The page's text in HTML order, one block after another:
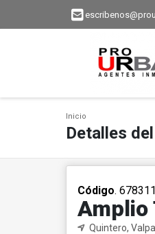
Inicio
Detalles
Código.
Amplio
Quintero,